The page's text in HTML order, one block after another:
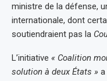
ministre de la défense,
internationale, dont
soutiendraient pas la
L’initiative « Coalition
solution à deux États » a